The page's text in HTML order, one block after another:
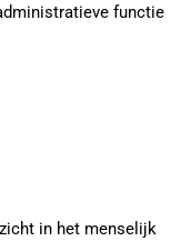
functie
in het menselijk